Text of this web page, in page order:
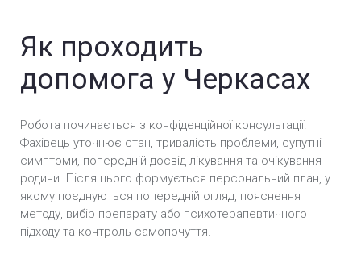
Безпечне кодування від алкоголізму у Черкасах
Анонімне кодування від алкоголізму у Черкасах
Вшивання ампули від алкоголізму (Підшивка) у
Черкасах
Кодування Препаратом «Аквілонг» у Черкасах
Як проходить
допомога у Черкасах
Робота починається з конфіденційної консультації.
Фахівець уточнює стан, тривалість проблеми, супутні
симптоми, попередній досвід лікування та очікування
родини. Після цього формується персональний план, у
якому поєднуються попередній огляд, пояснення
методу, вибір препарату або психотерапевтичного
підходу та контроль самопочуття.